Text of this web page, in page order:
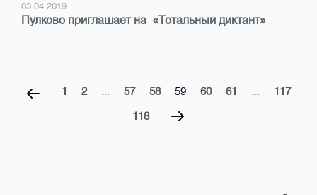
03.04.2019
Пулково приглашает на «Тотальный диктант»
1 2 ... 57 58 59 60 61 ... 117
118